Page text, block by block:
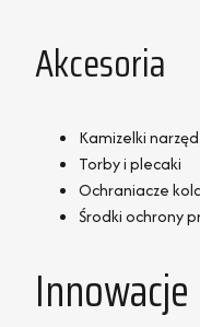
Akcesoria
Kamizelki
Torby i plecaki
Ochraniacze
Środki ochrony